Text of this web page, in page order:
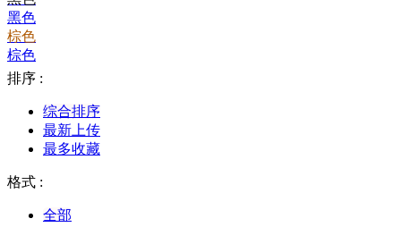
黑色
棕色
棕色
排序 :
综合排序
最新上传
最多收藏
格式 :
全部